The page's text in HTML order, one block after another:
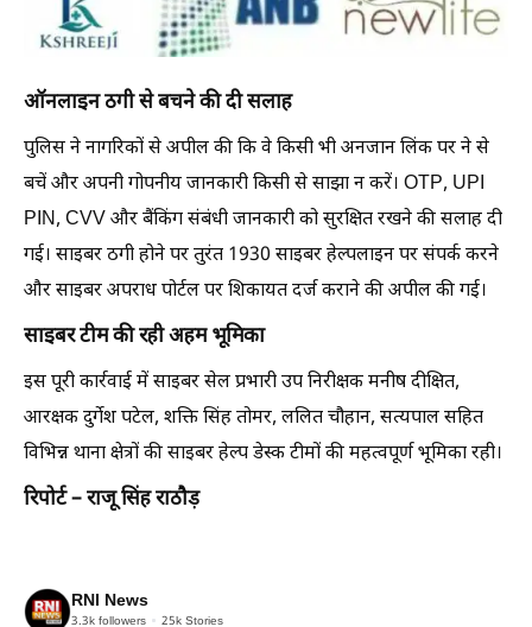
ऑनलाइन ठगी से बचने की दी सलाह
पुलिस ने नागरिकों से अपील की कि वे किसी भी अनजान लिंक पर ने से
बचें और अपनी गोपनीय जानकारी किसी से साझा न करें। OTP, UPI
PIN, CVV और बैंकिंग संबंधी जानकारी को सुरक्षित रखने की सलाह दी
गई। साइबर ठगी होने पर तुरंत 1930 साइबर हेल्पलाइन पर संपर्क करने
और साइबर अपराध पोर्टल पर शिकायत दर्ज कराने की अपील की गई।
साइबर टीम की रही अहम भूमिका
इस पूरी कार्रवाई में साइबर सेल प्रभारी उप निरीक्षक मनीष दीक्षित,
आरक्षक दुर्गेश पटेल, शक्ति सिंह तोमर, ललित चौहान, सत्यपाल सहित
विभिन्न थाना क्षेत्रों की साइबर हेल्प डेस्क टीमों की महत्वपूर्ण भूमिका रही।
रिपोर्ट – राजू सिंह राठौड़
RNI News
3.3k followers 25k Stories